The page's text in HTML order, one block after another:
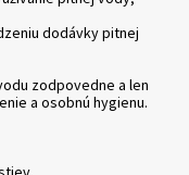
dodávky pitnej
zodpovedne a len
a osobnú hygienu.